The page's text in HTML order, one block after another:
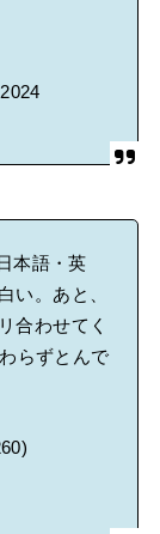
本語・英
い。あと、
合わせてく
らずとんで